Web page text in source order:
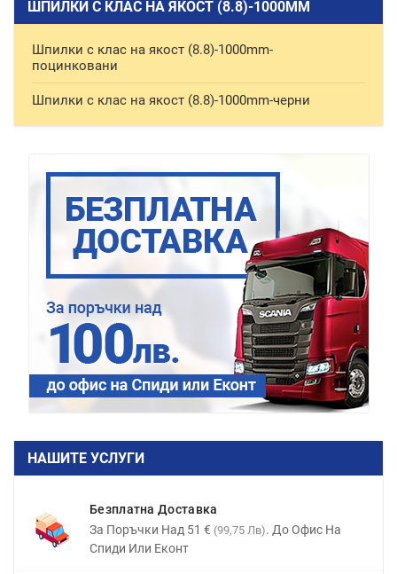
ШПИЛКИ С КЛАС НА ЯКОСТ (8.8)-1000ММ
Шпилки с клас на якост (8.8)-1000mm-
поцинковани
Шпилки с клас на якост (8.8)-1000mm-черни
НАШИТЕ УСЛУГИ
Безплатна Доставка
За Поръчки Над 51 € (99,75 Лв). До Офис На
Спиди Или Еконт